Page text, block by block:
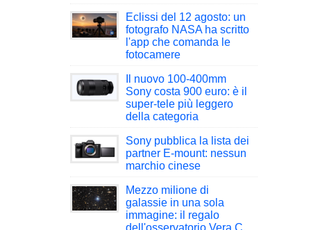
Eclissi del 12 agosto: un
fotografo NASA ha scritto
l'app che comanda le
fotocamere
Il nuovo 100-400mm
Sony costa 900 euro: è il
super-tele più leggero
della categoria
Sony pubblica la lista dei
partner E-mount: nessun
marchio cinese
Mezzo milione di
galassie in una sola
immagine: il regalo